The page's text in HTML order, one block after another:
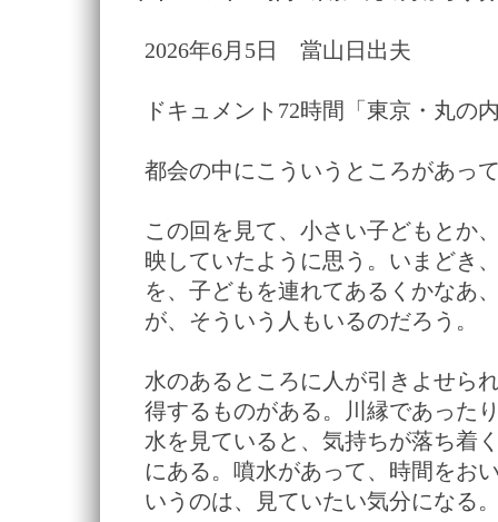
2026年6月5日 當山日出夫
ドキュメント72時間「東京・丸の
都会の中にこういうところがあっ
この回を見て、小さい子どもとか
映していたように思う。いまどき
を、子どもを連れてあるくかなあ
が、そういう人もいるのだろう。
水のあるところに人が引きよせら
得するものがある。川縁であった
水を見ていると、気持ちが落ち着
にある。噴水があって、時間をお
いうのは、見ていたい気分になる